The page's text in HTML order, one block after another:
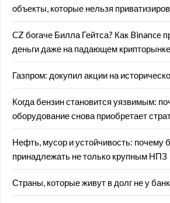
объекты, которые нельзя
CZ богаче Билла Гейтса? Как Binance
деньги даже на падающем крипторынке
Газпром: докупил акции на
Когда бензин становится уязвимым:
оборудование снова приобретает
Нефть, мусор и устойчивость: почему
принадлежать не только крупным НПЗ
Страны, которые живут в долг не у